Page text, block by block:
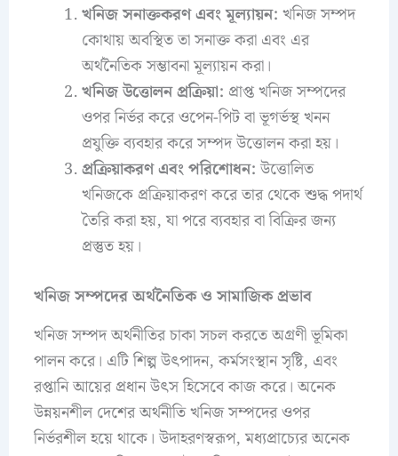
খনিজ সনাক্তকরণ এবং মূল্যায়ন: খনিজ সম্পদ
কোথায় অবস্থিত তা সনাক্ত করা এবং এর
অর্থনৈতিক সম্ভাবনা মূল্যায়ন করা।
খনিজ উত্তোলন প্রক্রিয়া: প্রাপ্ত খনিজ সম্পদের
ওপর নির্ভর করে ওপেন-পিট বা ভূগর্ভস্থ খনন
প্রযুক্তি ব্যবহার করে সম্পদ উত্তোলন করা হয়।
প্রক্রিয়াকরণ এবং পরিশোধন: উত্তোলিত
খনিজকে প্রক্রিয়াকরণ করে তার থেকে শুদ্ধ পদার্থ
তৈরি করা হয়, যা পরে ব্যবহার বা বিক্রির জন্য
প্রস্তুত হয়।
খনিজ সম্পদের অর্থনৈতিক ও সামাজিক প্রভাব
খনিজ সম্পদ অর্থনীতির চাকা সচল করতে অগ্রণী ভূমিকা
পালন করে। এটি শিল্প উৎপাদন, কর্মসংস্থান সৃষ্টি, এবং
রপ্তানি আয়ের প্রধান উৎস হিসেবে কাজ করে। অনেক
উন্নয়নশীল দেশের অর্থনীতি খনিজ সম্পদের ওপর
নির্ভরশীল হয়ে থাকে। উদাহরণস্বরূপ, মধ্যপ্রাচ্যের অনেক